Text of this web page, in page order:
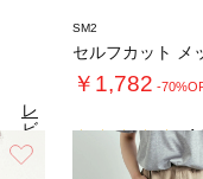
レ
ビ
ュ
ー
SM2
￥1,782 -